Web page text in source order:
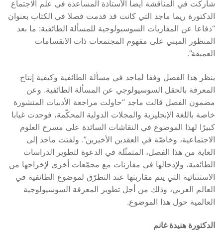
شاركت في المناقشة أيضا الأستاذة المساعدة في علم الاجتماع
الدكتورة ريما ماجد التي كانت قد قدمت فصلا في الكتاب بعنوان
“دفاعا عن المقاربات السوسيولوجية للمسألة الطائفية: ما بعد
المنظور المبني على مفهوم المجتمعات ذات الانقسامات
العميقة”.
ينظر هذا الفصل وفقا لماجد في مسألة الطائفية وكيفية إنتاج
المعرفة بالحقل السوسيولوجي عن المسألة الطائفية. وعن
مضمون الفصل قالت ماجد “حاولت مراجعة الأدبيات المنشورة
خاصة باللغة الإنجليزية والمجلات الدولية المحكّمة، فوجدت غيابا
كبيرًا لهذا الموضوع في النقاشات السائدة على مسرح العلوم
الاجتماعية، وخاصّة في العقدين الأخيرين”. ولفتت ماجد إلى
الغاية من هذا الفصل، المتمثّلة في الدعوة لتطوير الدراسات
الطائفية، ولإدخالها في مقارنات مع مجمّعات أخرى لإخراجها من
الاستثنائية التي يتم مقاربتها عند التطرّق لموضوع الطائفية في
العالم العربي، وذلك من أجل تطوير المعرفة السوسيولوجية
العالمية حول هذا الموضوع.
الدكتورة هنيدة غانم